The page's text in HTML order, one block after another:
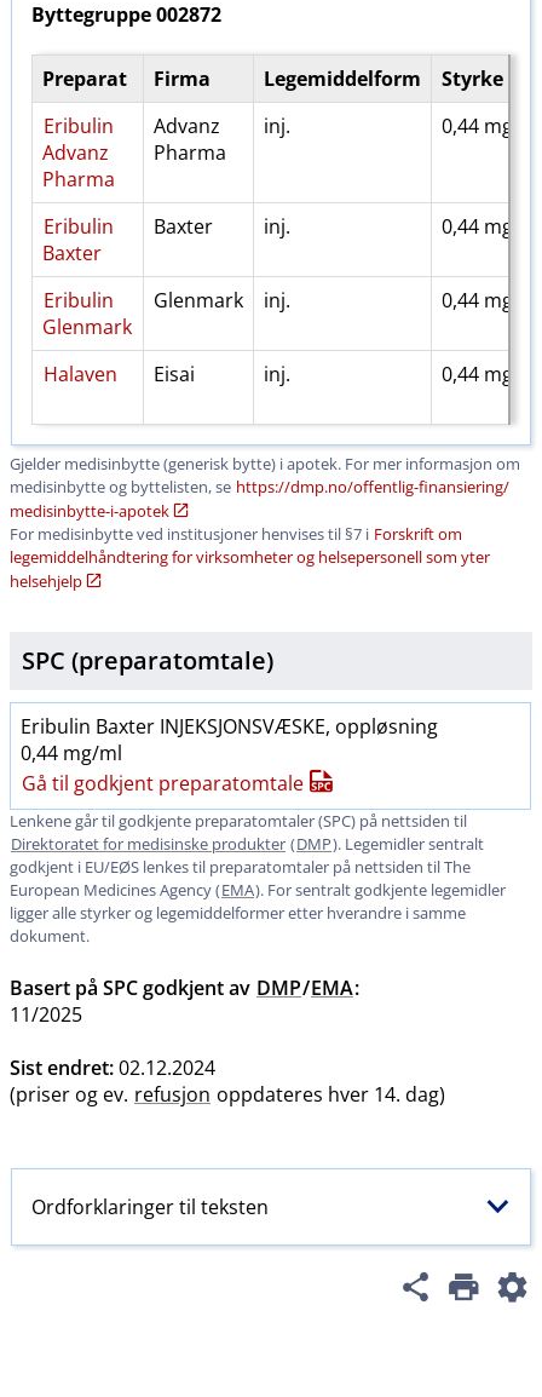
Byttegruppe002872
Preparat Firma Legemiddelform
Styrke
Eribulin
Advanz
Pharma
Advanz
Pharma
inj. 0,44 mg/ml
Eribulin
Baxter
Baxter inj. 0,44 mg/ml
Eribulin
Glenmark
Glenmark inj. 0,44 mg/ml
Halaven Eisai inj. 0,44 mg/ml
Gjelder medisinbytte (generisk bytte) i apotek. For mer informasjon om
medisinbytte og byttelisten, se https:​/​/dmp.no​/​offentlig-finansiering​/​
medisinbytte-i-apotek
For medisinbytte ved institusjoner henvises til §7 i Forskrift om
legemiddelhåndtering for virksomheter og helsepersonell som yter
helsehjelp
SPC (preparatomtale)
Eribulin Baxter INJEKSJONSVÆSKE, oppløsning
0,44 mg/ml
Gå til godkjent preparatomtale
Lenkene går til godkjente preparatomtaler (SPC) på nettsiden til
Direktoratet for medisinske produkter (DMP). Legemidler sentralt
godkjent i EU​/​EØS lenkes til preparatomtaler på nettsiden til The
European Medicines Agency (EMA). For sentralt godkjente legemidler
ligger alle styrker og legemiddelformer etter hverandre i samme
dokument.
Basert på SPC godkjent av DMP/EMA:
11/2025
Sist endret:02.12.2024
(priser og ev. refusjon oppdateres hver 14. dag)
Ordforklaringer til teksten